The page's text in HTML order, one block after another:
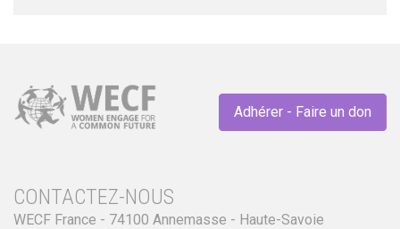
Adhérer - Faire un don
CONTACTEZ-NOUS
WECF France - 74100 Annemasse - Haute-Savoie